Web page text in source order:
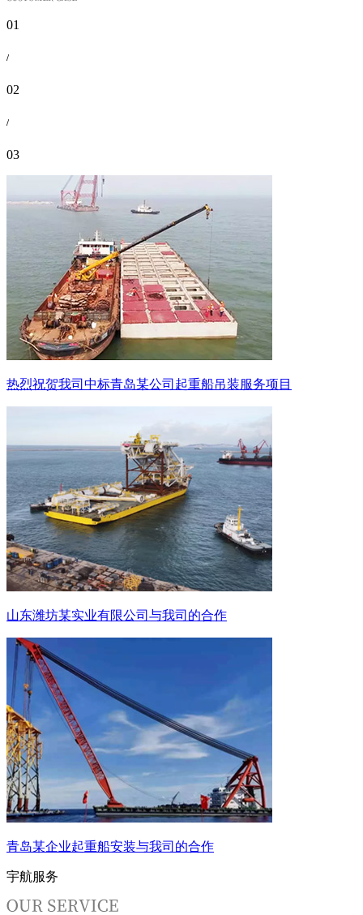
01
/
02
/
03
热烈祝贺我司中标青岛某公司起重船吊装服务项目
山东潍坊某实业有限公司与我司的合作
青岛某企业起重船安装与我司的合作
宇航服务